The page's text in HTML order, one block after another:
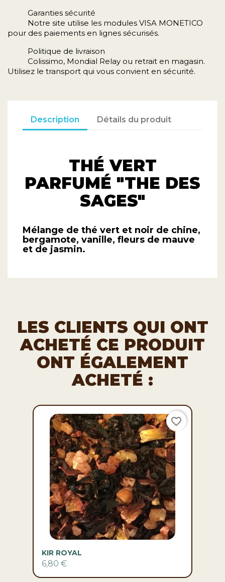
Garanties sécurité
Notre site utilise les modules VISA MONETICO
pour des paiements en lignes sécurisés.
Politique de livraison
Colissimo, Mondial Relay ou retrait en magasin.
Utilisez le transport qui vous convient en sécurité.
Description Détails du produit
THÉ VERT
PARFUMÉ "THE DES
SAGES"
Mélange de thé vert et noir de chine,
bergamote, vanille, fleurs de mauve
et de jasmin.
LES CLIENTS QUI ONT
ACHETÉ CE PRODUIT
ONT ÉGALEMENT
ACHETÉ :
KIR ROYAL
6,80 €
favorite_border